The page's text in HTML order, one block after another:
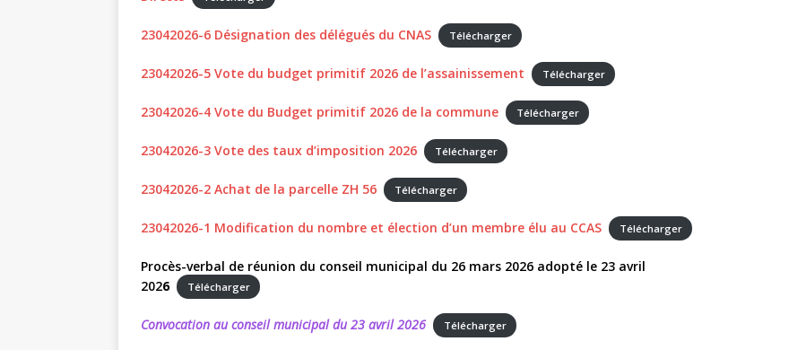
23042026-6 Désignation des délégués du CNAS Télécharger
23042026-5 Vote du budget primitif 2026 de l’assainissement Télécharger
23042026-4 Vote du Budget primitif 2026 de la commune Télécharger
23042026-3 Vote des taux d’imposition 2026 Télécharger
23042026-2 Achat de la parcelle ZH 56 Télécharger
23042026-1 Modification du nombre et élection d’un membre élu au CCAS Télécharger
Procès-verbal de réunion du conseil municipal du 26 mars 2026 adopté le 23 avril
2026 Télécharger
Convocation au conseil municipal du 23 avril 2026 Télécharger